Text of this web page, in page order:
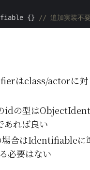
{} // 追加実装不
はclass/actorに対
idの型は
あれば良い
合はIdentifiableに
必要はない